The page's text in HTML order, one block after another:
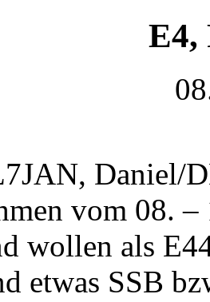
E4,
Daniel/
vom 08.
wollen als
etwas SSB